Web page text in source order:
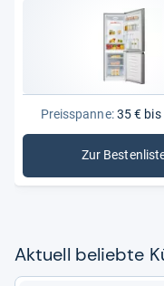
Preisspanne:35 € bis
Zur :
Aktu­ell beliebte